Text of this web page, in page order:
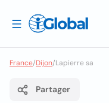
France/Dijon/Lapierre sa
Partager